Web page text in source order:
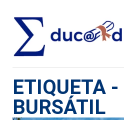
ETIQUETA
BURSÁTIL